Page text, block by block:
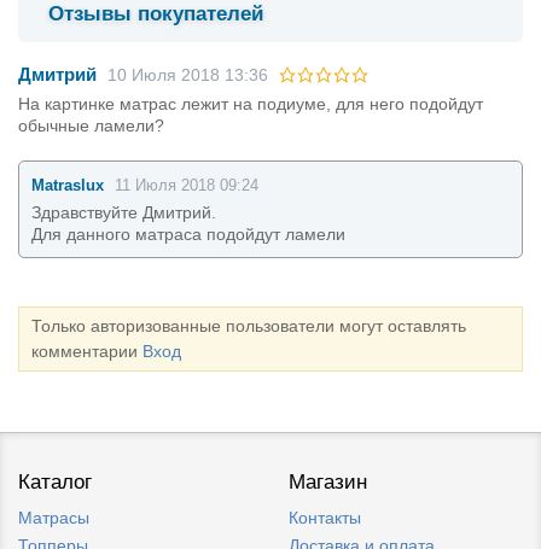
Отзывы покупателей
Дмитрий
10 Июля 2018 13:36
На картинке матрас лежит на подиуме, для него подойдут
обычные ламели?
Matraslux 11 Июля 2018 09:24
Здравствуйте Дмитрий.
Для данного матраса подойдут ламели
Только авторизованные пользователи могут оставлять
комментарии Вход
Каталог
Матрасы
Топперы
Магазин
Контакты
Доставка и оплата